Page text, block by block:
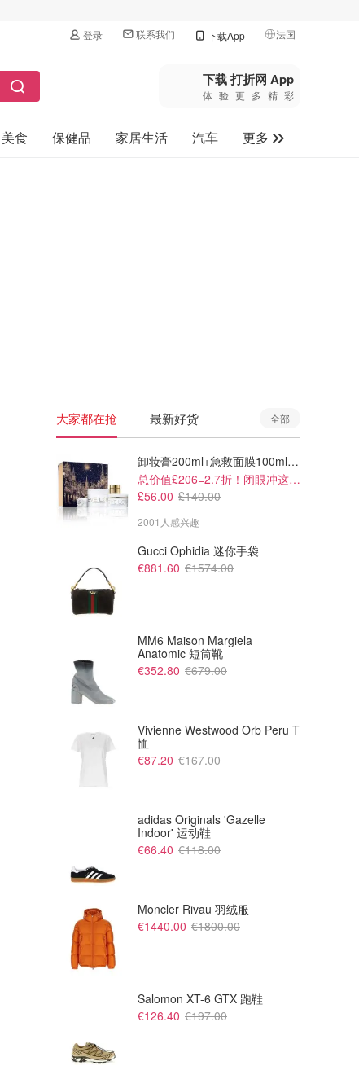
登录 联系我们 下载App 法国
🇺🇸美国
🇨🇳中国
🇨🇦加拿大
下载 打折网 App
体验更多精彩
美食 保健品 家居生活 汽车
更多
Puma BUZZ 中性双肩包 粉色
€34.99
大家都在抢 最新好货 全部
卸妆膏200ml+急救面膜100ml+青春面霜15ml
总价值£206=2.7折！闭眼冲这套！
£56.00 £140.00
2001人感兴趣
Gucci Ophidia 迷你手袋
€881.60 €1574.00
MM6 Maison Margiela
Anatomic 短筒靴
€352.80 €679.00
Vivienne Westwood Orb Peru T
恤
€87.20 €167.00
adidas Originals 'Gazelle
Indoor' 运动鞋
€66.40 €118.00
Moncler Rivau 羽绒服
€1440.00 €1800.00
Salomon XT-6 GTX 跑鞋
€126.40 €197.00